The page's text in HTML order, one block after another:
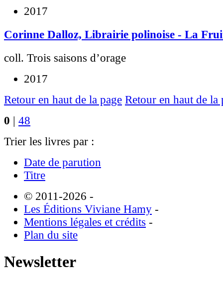
2017
Corinne Dalloz, Librairie polinoise - La
coll. Trois saisons d’orage
2017
Retour en haut de la page Retour en haut de la
0
48
Trier les livres par :
Date de parution
Titre
© 2011-2026 -
Les Éditions Viviane Hamy -
Mentions légales et crédits -
Plan du site
Newsletter